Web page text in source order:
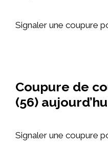
Signaler une coupure
Coupure de
(56)
Signaler une coupure